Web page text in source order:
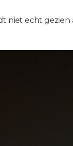
echt